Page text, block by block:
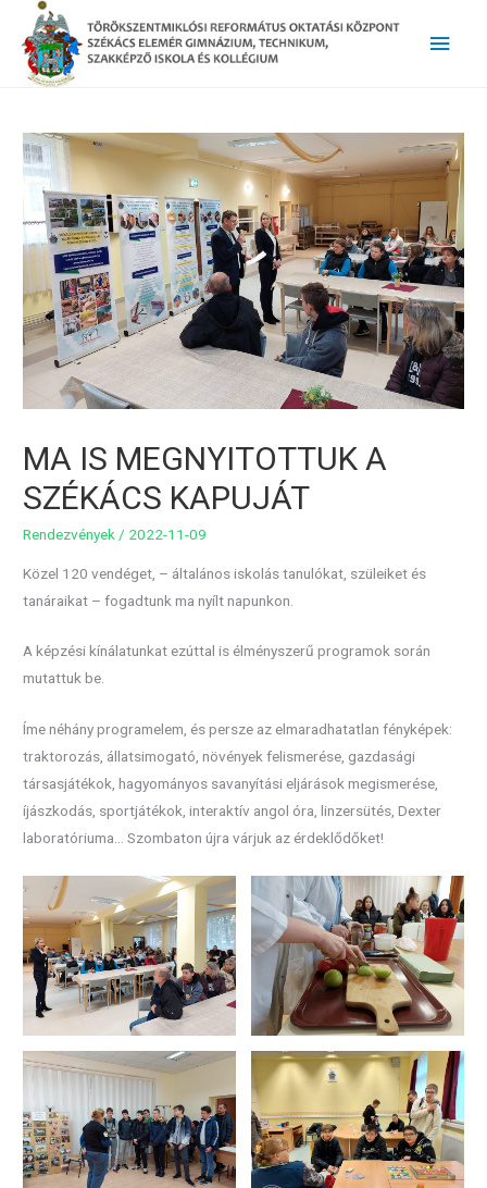
Main
MA IS MEGNYITOTTUK A
SZÉKÁCS KAPUJÁT
Rendezvények / 2022-11-09
Közel 120 vendéget, – általános iskolás tanulókat, szüleiket és
tanáraikat – fogadtunk ma nyílt napunkon.
A képzési kínálatunkat ezúttal is élményszerű programok során
mutattuk be.
Íme néhány programelem, és persze az elmaradhatatlan fényképek:
traktorozás, állatsimogató, növények felismerése, gazdasági
társasjátékok, hagyományos savanyítási eljárások megismerése,
íjászkodás, sportjátékok, interaktív angol óra, linzersütés, Dexter
laboratóriuma… Szombaton újra várjuk az érdeklődőket!